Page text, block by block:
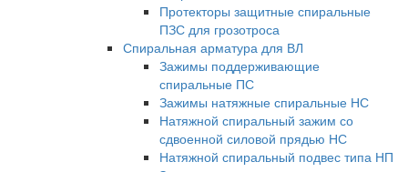
Протекторы защитные спиральные
ПЗС для грозотроса
Спиральная арматура для ВЛ
Зажимы поддерживающие
спиральные ПС
Зажимы натяжные спиральные НС
Натяжной спиральный зажим со
сдвоенной силовой прядью НС
Натяжной спиральный подвес типа НП